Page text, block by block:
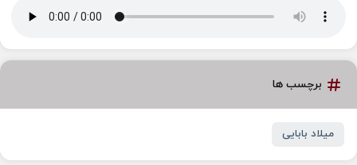
برچسب ها
میلاد بابایی